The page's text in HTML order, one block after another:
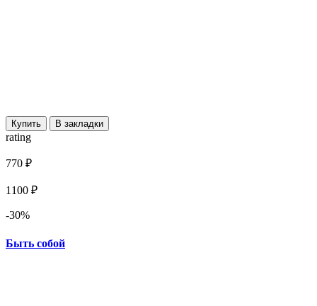
Купить В закладки
rating
770 ₽
1100 ₽
-30%
Быть собой